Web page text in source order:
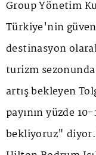
Group Yönetim
Türkiye'nin
destinasyon
turizm
artış bekleyen
payının yüzde
bekliyoruz" diyor.